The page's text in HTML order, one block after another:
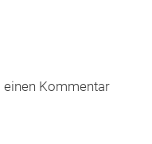
einen Kommentar